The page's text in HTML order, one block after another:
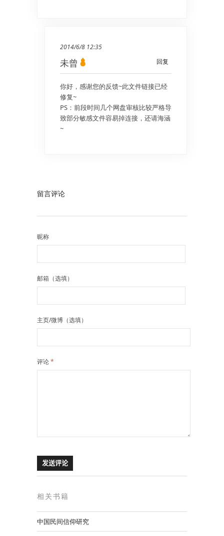
2014/6/8 12:35
回复
未曾
你好，感谢您的反馈~此文件链接已经
修复~
PS：前段时间几个网盘审核比较严格导
致部分敏感文件容易掉连接，还请海涵
~
留言评论
昵称
邮箱（选填）
主页/微博（选填）
评论*
相关书籍
中国民间信仰研究